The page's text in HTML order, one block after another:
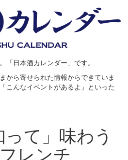
「日本酒カレンダー」です。
から寄せられた情報からできていま
こんなイベントがあるよ」といった
て」味わう
レンチ